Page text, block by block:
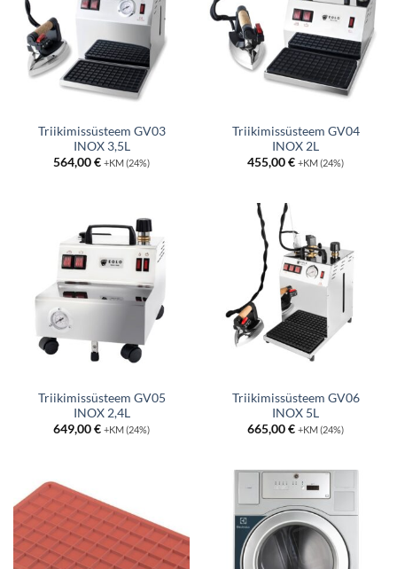
Triikimissüsteem GV03
INOX 3,5L
564,00€ +KM (24%)
Triikimissüsteem GV04
INOX 2L
455,00€ +KM (24%)
Triikimissüsteem GV05
INOX 2,4L
649,00€ +KM (24%)
Triikimissüsteem GV06
INOX 5L
665,00€ +KM (24%)